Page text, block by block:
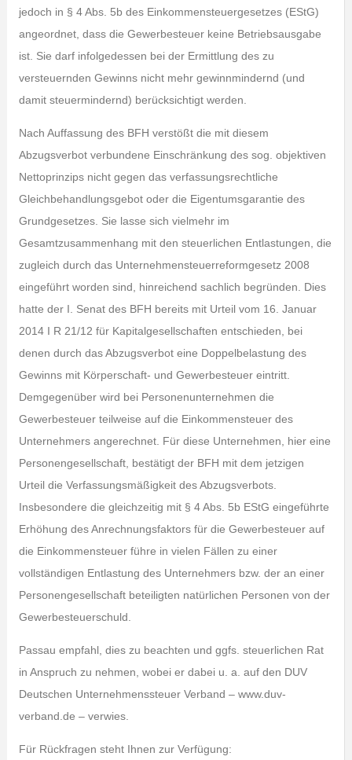
jedoch in § 4 Abs. 5b des Einkommensteuergesetzes (EStG)
angeordnet, dass die Gewerbesteuer keine Betriebsausgabe
ist. Sie darf infolgedessen bei der Ermittlung des zu
versteuernden Gewinns nicht mehr gewinnmindernd (und
damit steuermindernd) berücksichtigt werden.
Nach Auffassung des BFH verstößt die mit diesem
Abzugsverbot verbundene Einschränkung des sog. objektiven
Nettoprinzips nicht gegen das verfassungsrechtliche
Gleichbehandlungsgebot oder die Eigentumsgarantie des
Grundgesetzes. Sie lasse sich vielmehr im
Gesamtzusammenhang mit den steuerlichen Entlastungen, die
zugleich durch das Unternehmensteuerreformgesetz 2008
eingeführt worden sind, hinreichend sachlich begründen. Dies
hatte der I. Senat des BFH bereits mit Urteil vom 16. Januar
2014 I R 21/12 für Kapitalgesellschaften entschieden, bei
denen durch das Abzugsverbot eine Doppelbelastung des
Gewinns mit Körperschaft- und Gewerbesteuer eintritt.
Demgegenüber wird bei Personenunternehmen die
Gewerbesteuer teilweise auf die Einkommensteuer des
Unternehmers angerechnet. Für diese Unternehmen, hier eine
Personengesellschaft, bestätigt der BFH mit dem jetzigen
Urteil die Verfassungsmäßigkeit des Abzugsverbots.
Insbesondere die gleichzeitig mit § 4 Abs. 5b EStG eingeführte
Erhöhung des Anrechnungsfaktors für die Gewerbesteuer auf
die Einkommensteuer führe in vielen Fällen zu einer
vollständigen Entlastung des Unternehmers bzw. der an einer
Personengesellschaft beteiligten natürlichen Personen von der
Gewerbesteuerschuld.
Passau empfahl, dies zu beachten und ggfs. steuerlichen Rat
in Anspruch zu nehmen, wobei er dabei u. a. auf den DUV
Deutschen Unternehmenssteuer Verband – www.duv-
verband.de – verwies.
Für Rückfragen steht Ihnen zur Verfügung: